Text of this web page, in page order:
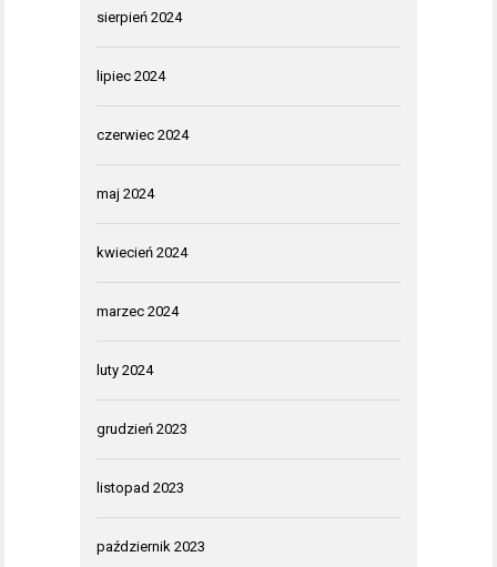
sierpień 2024
lipiec 2024
czerwiec 2024
maj 2024
kwiecień 2024
marzec 2024
luty 2024
grudzień 2023
listopad 2023
październik 2023